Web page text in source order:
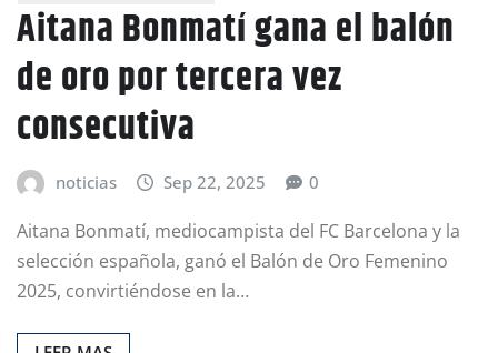
Aitana Bonmatí gana el balón
de oro por tercera vez
consecutiva
noticias Sep 22, 2025 0
Aitana Bonmatí, mediocampista del FC Barcelona y la
selección española, ganó el Balón de Oro Femenino
2025, convirtiéndose en la…